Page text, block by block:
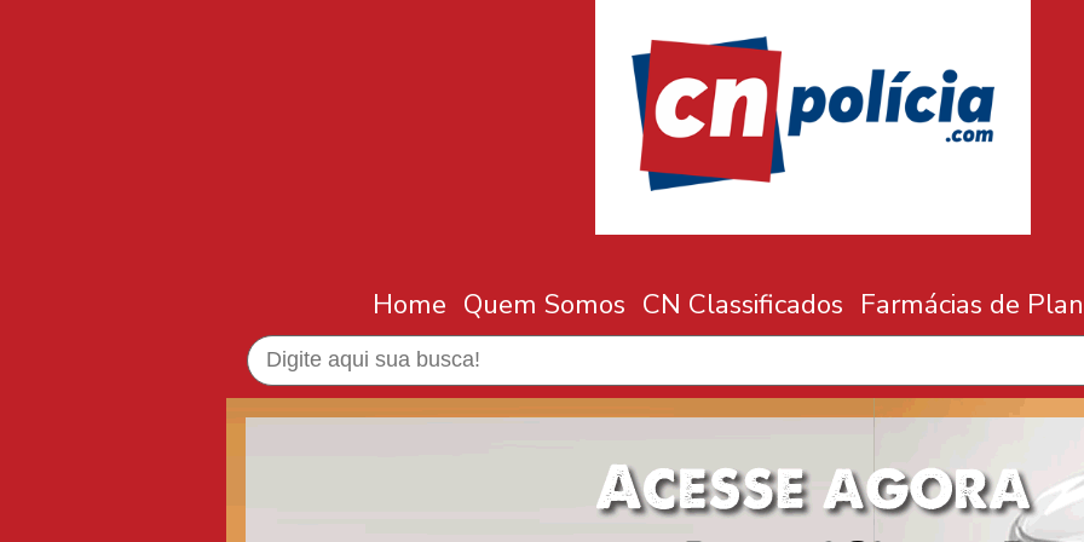
Home Quem Somos CN Classificados Farmácias de